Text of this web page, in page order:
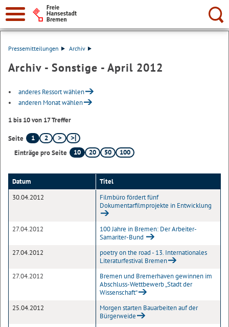
Suche:
Pressemitteilungen Archiv
Archiv - Sonstige - April 2012
anderes Ressort wählen
anderen Monat wählen
1 bis 10 von 17 Treffer
Seite 1
2
Einträge pro Seite
10 20 50 100
Datum
Titel
30.04.2012
Filmbüro fördert fünf
Dokumentarfilmprojekte in Entwicklung
27.04.2012
100 Jahre in Bremen: Der Arbeiter-
Samariter-Bund
27.04.2012
poetry on the road - 13. Internationales
Literaturfestival Bremen
27.04.2012
Bremen und Bremerhaven gewinnen im
Abschluss-Wettbewerb „Stadt der
Wissenschaft“
25.04.2012
Morgen starten Bauarbeiten auf der
Bürgerweide